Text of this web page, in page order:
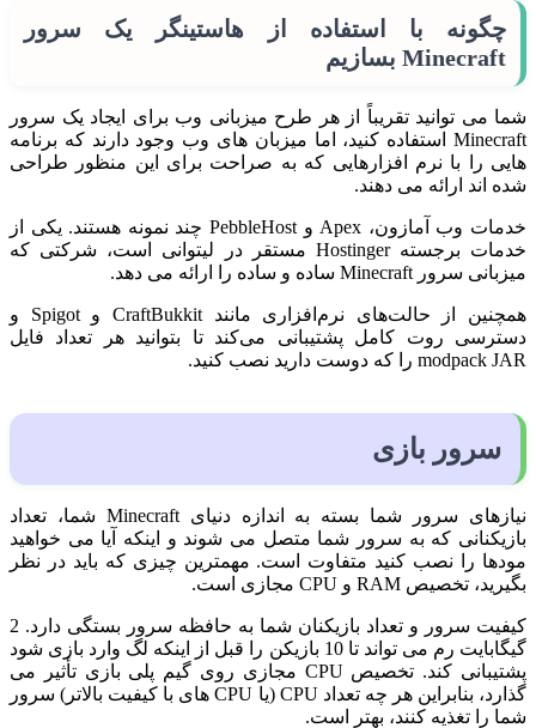
چگونه با استفاده از هاستینگر یک سرور
Minecraft بسازیم
شما می توانید تقریباً از هر طرح میزبانی وب برای ایجاد یک سرور
Minecraft استفاده کنید، اما میزبان های وب وجود دارند که برنامه
هایی را با نرم افزارهایی که به صراحت برای این منظور طراحی
شده اند ارائه می دهند.
خدمات وب آمازون، Apex و PebbleHost چند نمونه هستند. یکی از
خدمات برجسته Hostinger مستقر در لیتوانی است، شرکتی که
میزبانی سرور Minecraft ساده و ساده را ارائه می دهد.
همچنین از حالت‌های نرم‌افزاری مانند CraftBukkit و Spigot و
دسترسی روت کامل پشتیبانی می‌کند تا بتوانید هر تعداد فایل
modpack JAR را که دوست دارید نصب کنید.
سرور بازی
نیازهای سرور شما بسته به اندازه دنیای Minecraft شما، تعداد
بازیکنانی که به سرور شما متصل می شوند و اینکه آیا می خواهید
مودها را نصب کنید متفاوت است. مهمترین چیزی که باید در نظر
بگیرید، تخصیص RAM و CPU مجازی است.
کیفیت سرور و تعداد بازیکنان شما به حافظه سرور بستگی دارد. 2
گیگابایت رم می تواند تا 10 بازیکن را قبل از اینکه لگ وارد بازی شود
پشتیبانی کند. تخصیص CPU مجازی روی گیم پلی بازی تأثیر می
گذارد، بنابراین هر چه تعداد CPU (یا CPU های با کیفیت بالاتر) سرور
شما را تغذیه کنند، بهتر است.